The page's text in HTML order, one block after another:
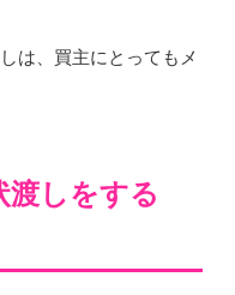
は、買主にとってもメ
渡しをする